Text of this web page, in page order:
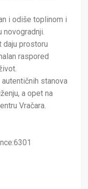
i odiše toplinom i
novogradnji.
prostoru
raspored
stanova
a opet na
Vračara.